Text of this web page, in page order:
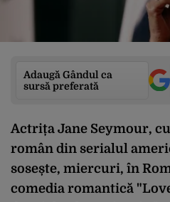
Adaugă Gândul ca
sursă preferată
Actrița Jane Seymour,
român din serialul
sosește, miercuri, în
comedia romantică